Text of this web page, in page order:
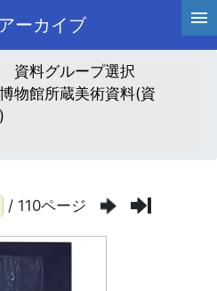
ーカイブ
資料グループ選択
物館所蔵美術資料(資
/ 110ページ